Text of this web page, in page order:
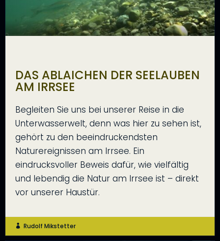
DAS ABLAICHEN DER SEELAUBEN
AM IRRSEE
Begleiten Sie uns bei unserer Reise in die
Unterwasserwelt, denn was hier zu sehen ist,
gehört zu den beeindruckendsten
Naturereignissen am Irrsee. Ein
eindrucksvoller Beweis dafür, wie vielfältig
und lebendig die Natur am Irrsee ist – direkt
vor unserer Haustür.
 Rudolf Mikstetter